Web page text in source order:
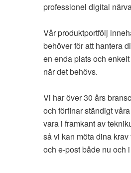
professionel digital
Vår produktportfölj
behöver för att hantera
en enda plats och
när det behövs.
Vi har över 30 års
och förfinar ständigt
vara i framkant av
så vi kan möta dina
och e-post både nu och